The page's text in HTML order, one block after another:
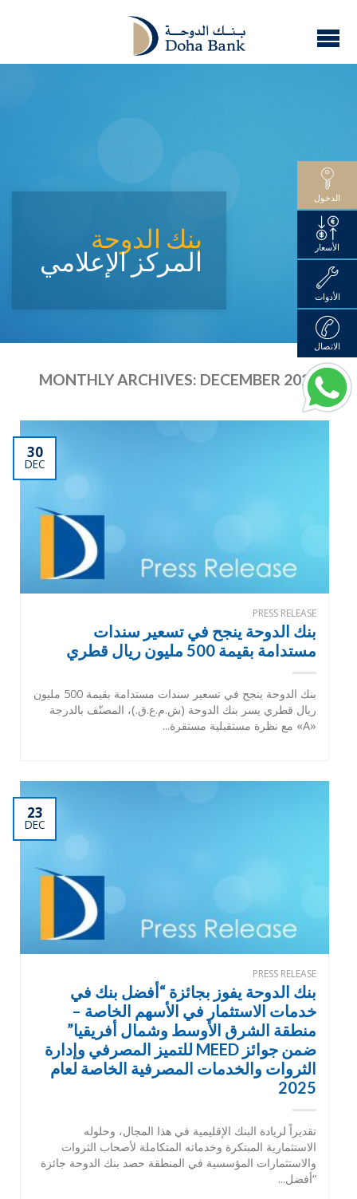
بنك الدوحة
المركز الإعلامي
MONTHLY ARCHIVES: DECEMBER 2025
30
DEC
PRESS RELEASE
بنك الدوحة ينجح في تسعير سندات
مستدامة بقيمة 500 مليون ريال قطري
بنك الدوحة ينجح في تسعير سندات مستدامة بقيمة 500 مليون
ريال قطري يسر بنك الدوحة (ش.م.ع.ق.)، المصنّف بالدرجة
«A» مع نظرة مستقبلية مستقرة...
23
DEC
PRESS RELEASE
بنك الدوحة يفوز بجائزة “أفضل بنك في
خدمات الاستثمار في الأسهم الخاصة –
منطقة الشرق الأوسط وشمال أفريقيا”
ضمن جوائز MEED للتميز المصرفي وإدارة
الثروات والخدمات المصرفية الخاصة لعام
2025
تقديراً لريادة البنك الإقليمية في هذا المجال، وحلوله
الاستثمارية المبتكرة وخدماته المتكاملة لأصحاب الثروات
والاستثمارات المؤسسية في المنطقة حصد بنك الدوحة جائزة
“أفضل...
الدخول
الأسعار
الأدوات
الاتصال